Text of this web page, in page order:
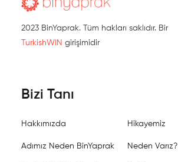
2023 BinYaprak. Tüm hakları saklıdır. Bir
TurkishWIN girişimidir
Bizi Tanı
Hakkımızda Hikayemiz
Adımız Neden BinYaprak Neden Varız?